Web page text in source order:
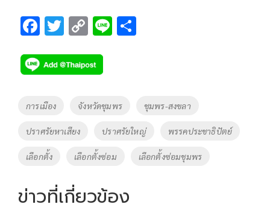
F
e
b
o
o
k
T
tt
er
C
p
y
Li
Li
Tags
การเมือง จังหวัดชุมพร ชุมพร-สงขลา
ปราศรัยหาเสียง ปราศรัยใหญ่ พรรคประชาธิปัตย์
เลือกตั้ง เลือกตั้งซ่อม เลือกตั้งซ่อมชุมพร
ข่าวที่เกี่ยวข้อง